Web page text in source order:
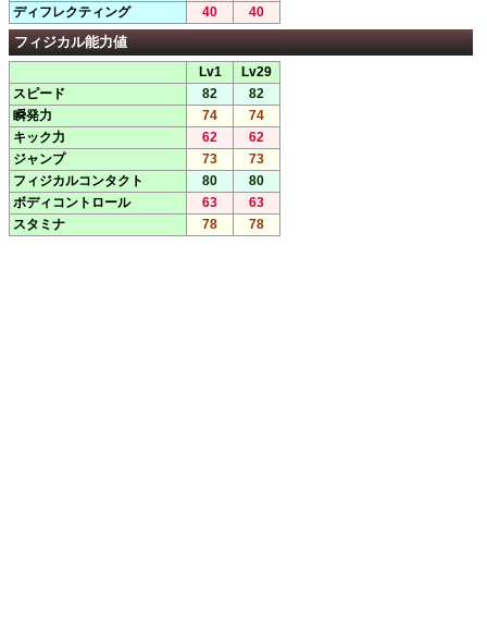
ディフレクティング 40 40
フィジカル能力値
Lv1
Lv29
スピード
82
82
瞬発力
74
74
キック力
62
62
ジャンプ
73
73
フィジカルコンタクト
80
80
ボディコントロール
63
63
スタミナ
78 78